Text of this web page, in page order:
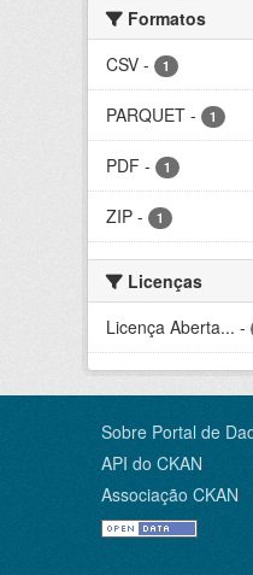
Formatos
CSV - 1
PARQUET - 1
PDF - 1
ZIP - 1
Licenças
Licença Aberta... -
Sobre Portal de
API do CKAN
Associação CKAN